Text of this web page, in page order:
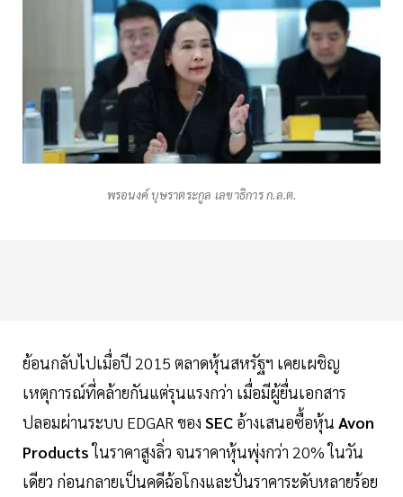
พรอนงค์ บุษราตระกูล เลขาธิการ ก.ล.ต.
ย้อนกลับไปเมื่อปี 2015 ตลาดหุ้นสหรัฐฯ เคยเผชิญ
เหตุการณ์ที่คล้ายกันแต่รุนแรงกว่า เมื่อมีผู้ยื่นเอกสาร
ปลอมผ่านระบบ EDGAR ของ SEC อ้างเสนอซื้อหุ้น Avon
Productsในราคาสูงลิ่ว จนราคาหุ้นพุ่งกว่า 20% ในวัน
เดียว ก่อนกลายเป็นคดีฉ้อโกงและปั่นราคาระดับหลายร้อย